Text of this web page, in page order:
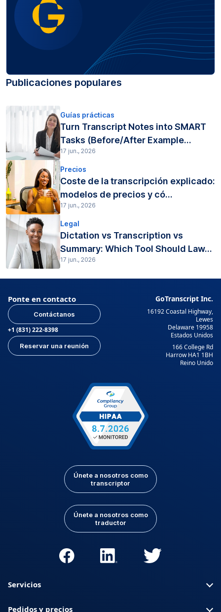
Publicaciones populares
Guías prácticas
Turn Transcript Notes into SMART
Tasks (Before/After Example...
17 jun., 2026
Precios
Coste de la transcripción explicado:
modelos de precios y có...
17 jun., 2026
Legal
Dictation vs Transcription vs
Summary: Which Tool Should Law...
17 jun., 2026
Ponte en contacto
Contáctanos
+1 (831) 222-8398
Reservar una reunión
GoTranscript Inc.
16192 Coastal Highway,
Lewes
Delaware 19958
Estados Unidos
166 College Rd
Harrow HA1 1BH
Reino Unido
Únete a nosotros como
transcriptor
Únete a nosotros como
traductor
Servicios
Pedidos y precios